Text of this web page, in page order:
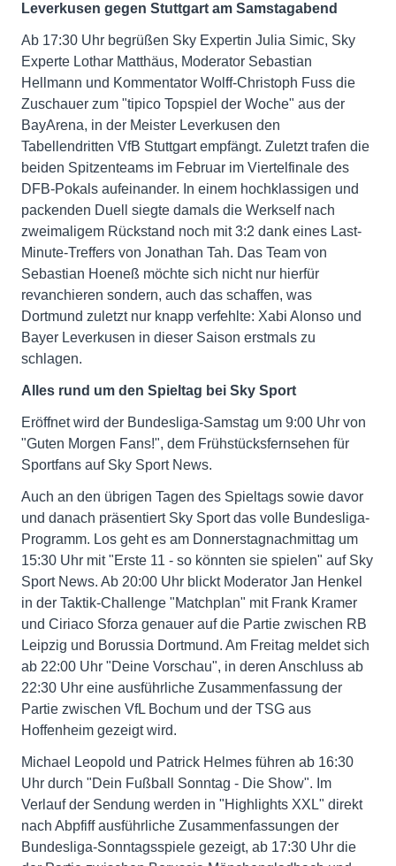
Leverkusen gegen Stuttgart am Samstagabend
Ab 17:30 Uhr begrüßen Sky Expertin Julia Simic, Sky
Experte Lothar Matthäus, Moderator Sebastian
Hellmann und Kommentator Wolff-Christoph Fuss die
Zuschauer zum "tipico Topspiel der Woche" aus der
BayArena, in der Meister Leverkusen den
Tabellendritten VfB Stuttgart empfängt. Zuletzt trafen die
beiden Spitzenteams im Februar im Viertelfinale des
DFB-Pokals aufeinander. In einem hochklassigen und
packenden Duell siegte damals die Werkself nach
zweimaligem Rückstand noch mit 3:2 dank eines Last-
Minute-Treffers von Jonathan Tah. Das Team von
Sebastian Hoeneß möchte sich nicht nur hierfür
revanchieren sondern, auch das schaffen, was
Dortmund zuletzt nur knapp verfehlte: Xabi Alonso und
Bayer Leverkusen in dieser Saison erstmals zu
schlagen.
Alles rund um den Spieltag bei Sky Sport
Eröffnet wird der Bundesliga-Samstag um 9:00 Uhr von
"Guten Morgen Fans!", dem Frühstücksfernsehen für
Sportfans auf Sky Sport News.
Auch an den übrigen Tagen des Spieltags sowie davor
und danach präsentiert Sky Sport das volle Bundesliga-
Programm. Los geht es am Donnerstagnachmittag um
15:30 Uhr mit "Erste 11 - so könnten sie spielen" auf Sky
Sport News. Ab 20:00 Uhr blickt Moderator Jan Henkel
in der Taktik-Challenge "Matchplan" mit Frank Kramer
und Ciriaco Sforza genauer auf die Partie zwischen RB
Leipzig und Borussia Dortmund. Am Freitag meldet sich
ab 22:00 Uhr "Deine Vorschau", in deren Anschluss ab
22:30 Uhr eine ausführliche Zusammenfassung der
Partie zwischen VfL Bochum und der TSG aus
Hoffenheim gezeigt wird.
Michael Leopold und Patrick Helmes führen ab 16:30
Uhr durch "Dein Fußball Sonntag - Die Show". Im
Verlauf der Sendung werden in "Highlights XXL" direkt
nach Abpfiff ausführliche Zusammenfassungen der
Bundesliga-Sonntagsspiele gezeigt, ab 17:30 Uhr die